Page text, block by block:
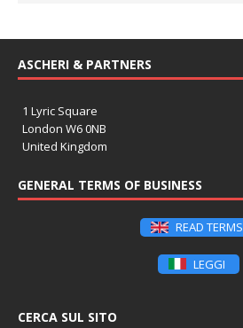
ASCHERI & PARTNERS
1 Lyric Square
London W6 0NB
United Kingdom
GENERAL TERMS OF BUSINESS
READ TERMS
LEGGI
CERCA SUL SITO